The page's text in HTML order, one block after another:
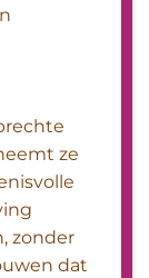
ze
zonder
dat